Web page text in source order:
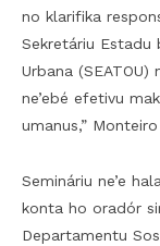
no klarifika
Sekretáriu Estadu
Urbana
ne’ebé efetivu
umanus,”
Semináriu ne’e
konta ho oradór
Departamentu